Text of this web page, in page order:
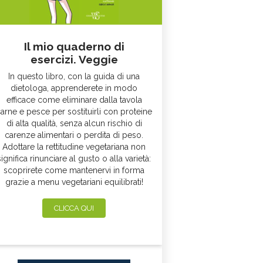
Il mio quaderno di
esercizi. Veggie
In questo libro, con la guida di una
dietologa, apprenderete in modo
efficace come eliminare dalla tavola
e pesce per sostituirli con proteine
di alta qualità, senza alcun rischio di
carenze alimentari o perdita di peso.
Adottare la rettitudine vegetariana non
rinunciare al gusto o alla varietà:
scoprirete come mantenervi in forma
grazie a menu vegetariani equilibrati!
CLICCA QUI